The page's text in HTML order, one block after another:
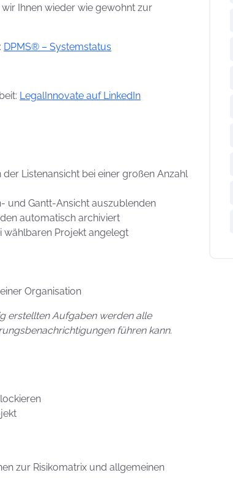
Ihnen wieder wie gewohnt zur
DPMS® – Systemstatus
LegalInnovate auf LinkedIn
Listenansicht bei einer großen Anzahl
und Gantt-Ansicht auszublenden
automatisch archiviert
wählbaren Projekt angelegt
Organisation
erstellten Aufgaben werden alle
führen kann.
zur Risikomatrix und allgemeinen